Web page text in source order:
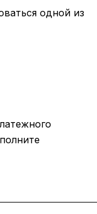
одной из